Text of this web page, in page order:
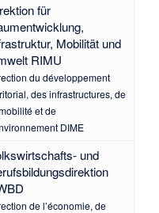
für
Mobilität und
RIMU
du développement
des infrastructures, de
et de
DIME
und
de l’économie, de